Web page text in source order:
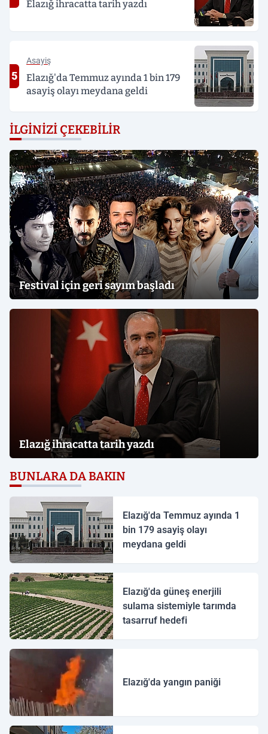
Elazığ ihracatta tarih yazdı
5
Asayiş
Elazığ'da Temmuz ayında 1 bin 179
asayiş olayı meydana geldi
İLGINIZI ÇEKEBILIR
Festival için geri sayım başladı
Elazığ ihracatta tarih yazdı
BUNLARA DA BAKIN
Elazığ'da Temmuz ayında 1
bin 179 asayiş olayı
meydana geldi
Elazığ'da güneş enerjili
sulama sistemiyle tarımda
tasarruf hedefi
Elazığ'da yangın paniği